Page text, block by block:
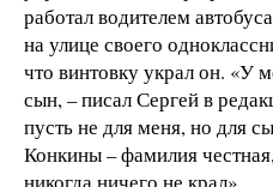
работал водителем
на улице своего
что винтовку украл он. «У
сын, – писал Сергей в
пусть не для меня, но для
Конкины – фамилия